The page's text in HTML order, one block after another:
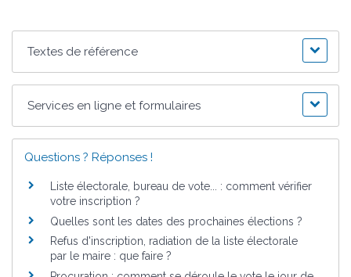
Textes de référence
Services en ligne et formulaires
Questions ? Réponses !
Liste électorale, bureau de vote... : comment vérifier
votre inscription ?
Quelles sont les dates des prochaines élections ?
Refus d'inscription, radiation de la liste électorale
par le maire : que faire ?